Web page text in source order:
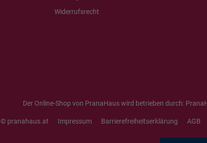
Widerrufsrecht
Der Online-Shop von PranaHaus wird betrieben durch:
© pranahaus.at Impressum Barrierefreiheitserklärung AGB